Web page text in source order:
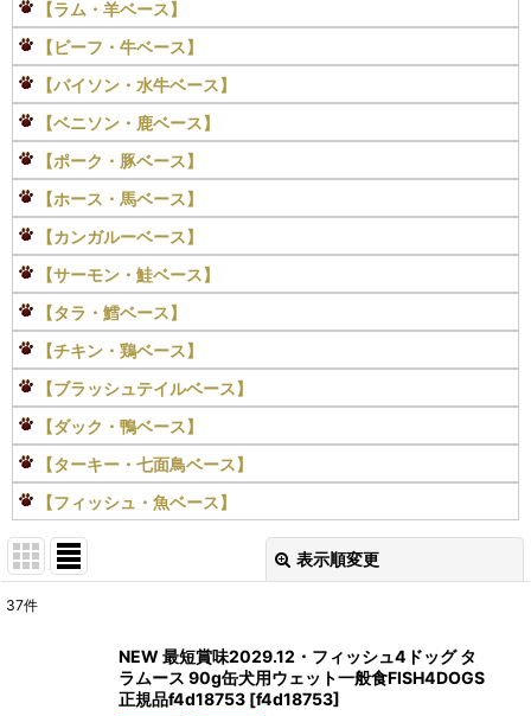
【ラム・羊ベース】
【ビーフ・牛ベース】
【バイソン・水牛ベース】
【ベニソン・鹿ベース】
【ポーク・豚ベース】
【ホース・馬ベース】
【カンガルーベース】
【サーモン・鮭ベース】
【タラ・鱈ベース】
【チキン・鶏ベース】
【ブラッシュテイルベース】
【ダック・鴨ベース】
【ターキー・七面鳥ベース】
【フィッシュ・魚ベース】
表示順変更
37件
NEW 最短賞味2029.12・フィッシュ4ドッグ タ
ラムース 90g缶犬用ウェット一般食FISH4DOGS
正規品f4d18753 [f4d18753]